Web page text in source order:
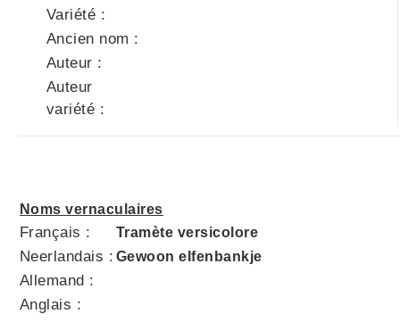
Variété :
Ancien nom :
Auteur :
Auteur
variété :
Noms vernaculaires
Français : Tramète versicolore
Neerlandais : Gewoon elfenbankje
Allemand :
Anglais :